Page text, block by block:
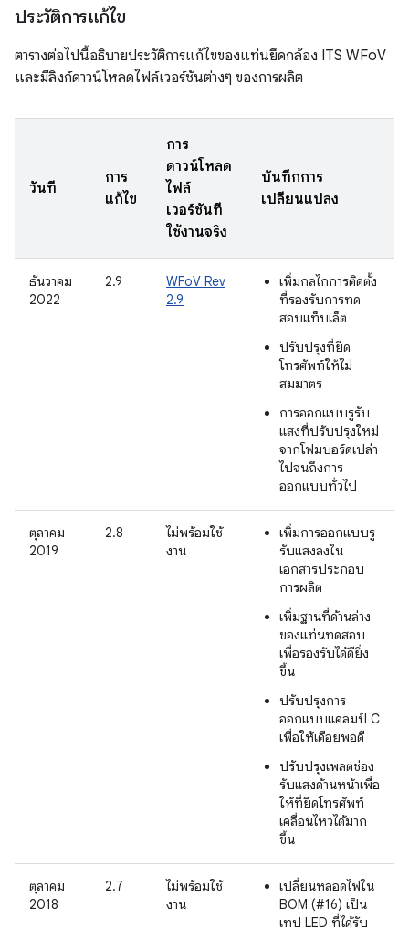
ประวัติการแก้ไข
ตารางต่อไปนี้อธิบายประวัติการแก้ไขของแท่นยึดกล้อง ITS WFoV
และมีลิงก์ดาวน์โหลดไฟล์เวอร์ชันต่างๆ ของการผลิต
วันที่
การ
แก้ไข
การ
ดาวน์โหลด
ไฟล์
เวอร์ชันที่
ใช้งานจริง
บันทึกการ
เปลี่ยนแปลง
ธันวาคม
2022
2.9
WFoV Rev
2.9
เพิ่มกลไกการติดตั้ง
ที่รองรับการทด
สอบแท็บเล็ต
ปรับปรุงที่ยึด
โทรศัพท์ให้ไม่
สมมาตร
การออกแบบรูรับ
แสงที่ปรับปรุงใหม่
จากโฟมบอร์ดเปล่า
ไปจนถึงการ
ออกแบบทั่วไป
ตุลาคม
2019
2.8
ไม่พร้อมใช้
งาน
เพิ่มการออกแบบรู
รับแสงลงใน
เอกสารประกอบ
การผลิต
เพิ่มฐานที่ด้านล่าง
ของแท่นทดสอบ
เพื่อรองรับได้ดียิ่ง
ขึ้น
ปรับปรุงการ
ออกแบบแคลมป์ C
เพื่อให้เดือยพอดี
ปรับปรุงเพลตช่อง
รับแสงด้านหน้าเพื่อ
ให้ที่ยึดโทรศัพท์
เคลื่อนไหวได้มาก
ขึ้น
ตุลาคม
2018
2.7
ไม่พร้อมใช้
งาน
เปลี่ยนหลอดไฟใน
BOM (#16) เป็น
เทป LED ที่ได้รับ